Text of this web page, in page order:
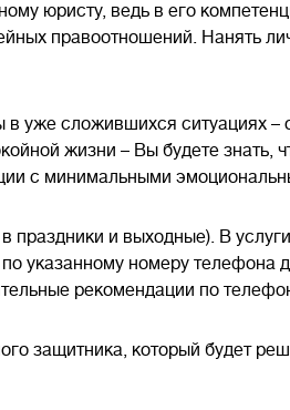
юристу, ведь в его
правоотношений. Нанять
уже сложившихся ситуациях –
жизни – Вы будете знать,
с минимальными
и выходные). В
указанному номеру телефона
рекомендации по
защитника, который будет